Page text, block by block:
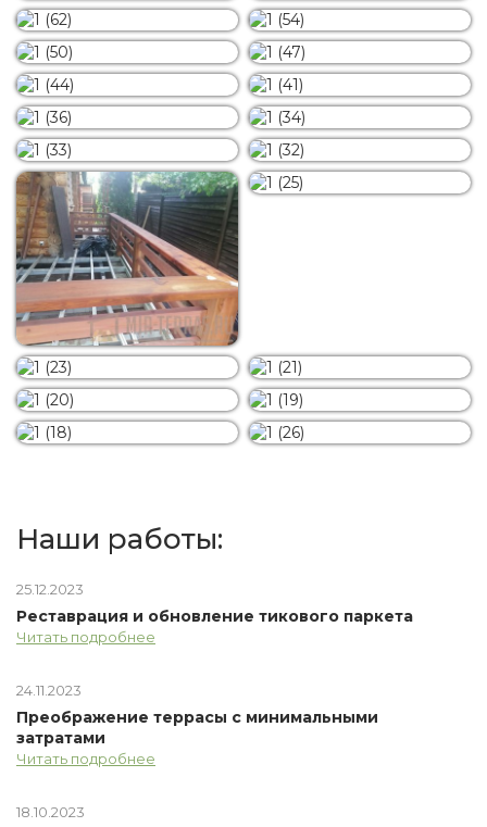
Наши работы:
25.12.2023
Реставрация и обновление тикового паркета
Читать подробнее
24.11.2023
Преображение террасы с минимальными
затратами
Читать подробнее
18.10.2023